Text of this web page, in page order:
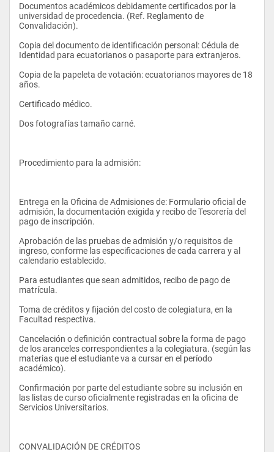
Documentos académicos debidamente certificados por la
universidad de procedencia. (Ref. Reglamento de
Convalidación).
Copia del documento de identificación personal: Cédula de
Identidad para ecuatorianos o pasaporte para extranjeros.
Copia de la papeleta de votación: ecuatorianos mayores de 18
años.
Certificado médico.
Dos fotografías tamaño carné.
Procedimiento para la admisión:
Entrega en la Oficina de Admisiones de: Formulario oficial de
admisión, la documentación exigida y recibo de Tesorería del
pago de inscripción.
Aprobación de las pruebas de admisión y/o requisitos de
ingreso, conforme las especificaciones de cada carrera y al
calendario establecido.
Para estudiantes que sean admitidos, recibo de pago de
matrícula.
Toma de créditos y fijación del costo de colegiatura, en la
Facultad respectiva.
Cancelación o definición contractual sobre la forma de pago
de los aranceles correspondientes a la colegiatura. (según las
materias que el estudiante va a cursar en el período
académico).
Confirmación por parte del estudiante sobre su inclusión en
las listas de curso oficialmente registradas en la oficina de
Servicios Universitarios.
CONVALIDACIÓN DE CRÉDITOS